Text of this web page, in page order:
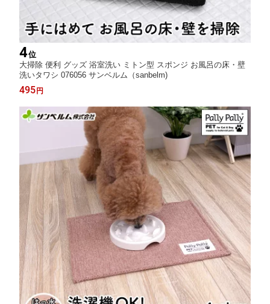
4位
大掃除 便利 グッズ 浴室洗い ミトン型 スポンジ お風呂の床・壁
洗いタワシ 076056 サンベルム（sanbelm)
495 円